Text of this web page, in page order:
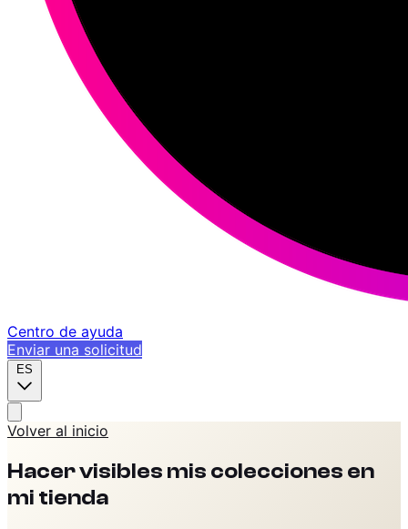
Centro de ayuda
Enviar una solicitud
ES
Volver al inicio
Hacer visibles mis colecciones en
mi tienda